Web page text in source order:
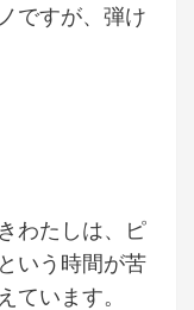
ですが、弾け
わたしは、ピ
いう時間が苦
ています。